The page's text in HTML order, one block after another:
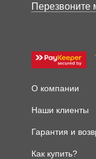
Перезвоните
О компании
Наши клиенты
Гарантия и
Как купить?